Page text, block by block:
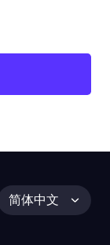
简体中文